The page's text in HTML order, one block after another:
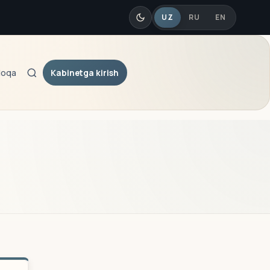
UZ RU EN
QidiruvKabinetga kirish